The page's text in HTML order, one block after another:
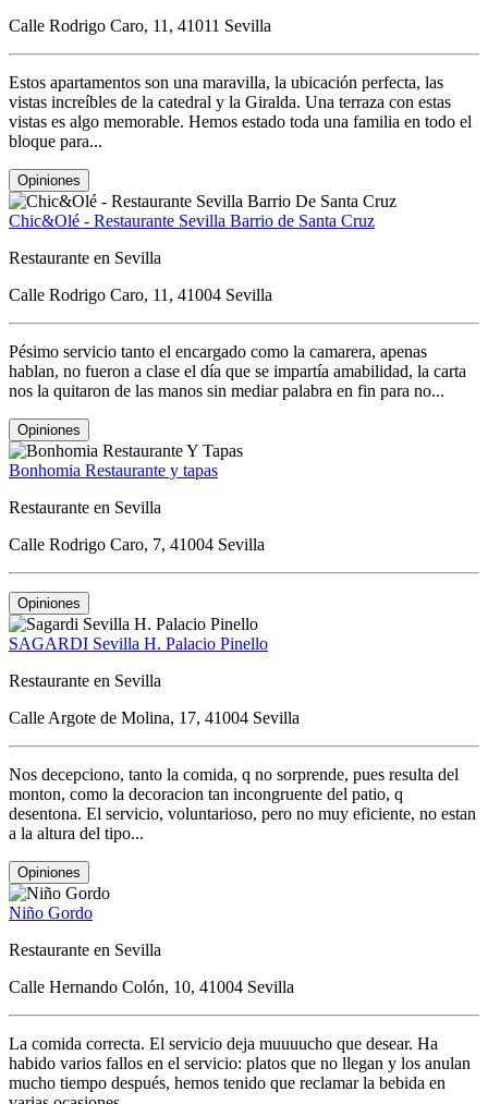
Calle Rodrigo Caro, 11, 41011 Sevilla
Estos apartamentos son una maravilla, la ubicación perfecta, las
vistas increíbles de la catedral y la Giralda. Una terraza con estas
vistas es algo memorable. Hemos estado toda una familia en todo el
bloque para...
Opiniones
Chic&Olé - Restaurante Sevilla Barrio de Santa Cruz
Restaurante en Sevilla
Calle Rodrigo Caro, 11, 41004 Sevilla
Pésimo servicio tanto el encargado como la camarera, apenas
hablan, no fueron a clase el día que se impartía amabilidad, la carta
nos la quitaron de las manos sin mediar palabra en fin para no...
Opiniones
Bonhomia Restaurante y tapas
Restaurante en Sevilla
Calle Rodrigo Caro, 7, 41004 Sevilla
Opiniones
SAGARDI Sevilla H. Palacio Pinello
Restaurante en Sevilla
Calle Argote de Molina, 17, 41004 Sevilla
Nos decepciono, tanto la comida, q no sorprende, pues resulta del
monton, como la decoracion tan incongruente del patio, q
desentona. El servicio, voluntarioso, pero no muy eficiente, no estan
a la altura del tipo...
Opiniones
Niño Gordo
Restaurante en Sevilla
Calle Hernando Colón, 10, 41004 Sevilla
La comida correcta. El servicio deja muuuucho que desear. Ha
habido varios fallos en el servicio: platos que no llegan y los anulan
mucho tiempo después, hemos tenido que reclamar la bebida en